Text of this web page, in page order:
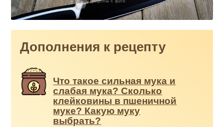
Дополнения к рецепту
Что такое сильная мука и
слабая мука? Сколько
клейковины в пшеничной
муке? Какую муку
выбрать?